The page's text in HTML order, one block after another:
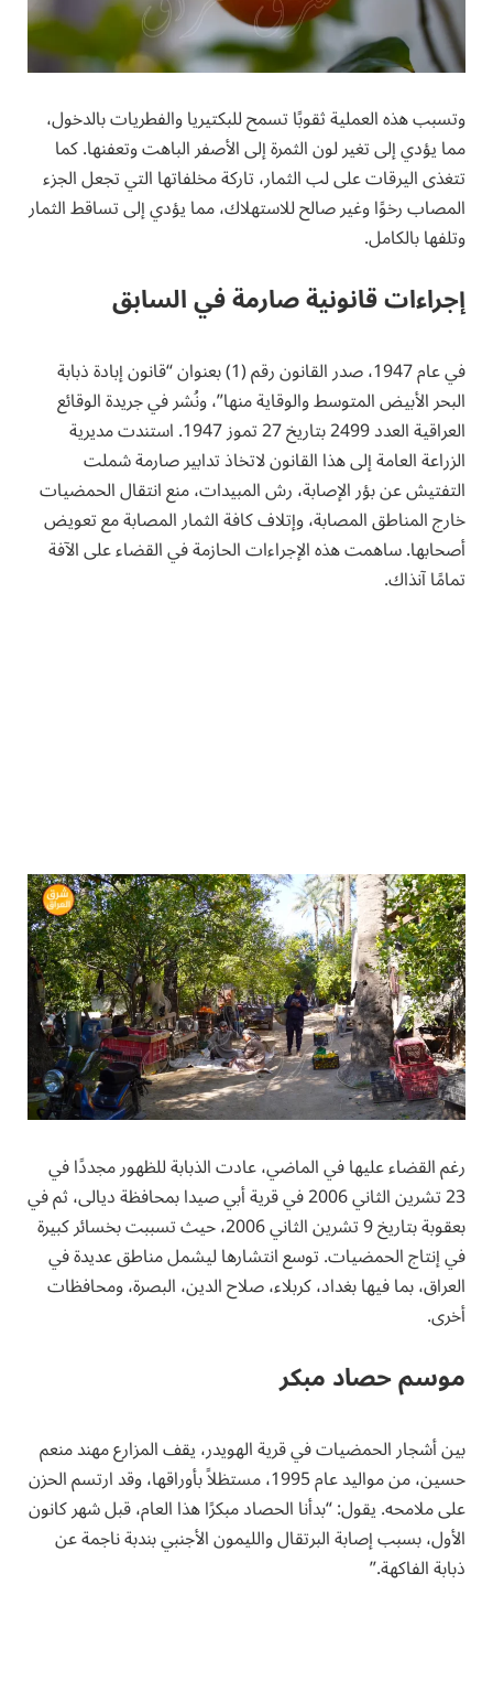
وتسبب هذه العملية ثقوبًا تسمح للبكتيريا والفطريات بالدخول،
مما يؤدي إلى تغير لون الثمرة إلى الأصفر الباهت وتعفنها. كما
تتغذى اليرقات على لب الثمار، تاركة مخلفاتها التي تجعل الجزء
المصاب رخوًا وغير صالح للاستهلاك، مما يؤدي إلى تساقط الثمار
وتلفها بالكامل.
إجراءات قانونية صارمة في السابق
في عام 1947، صدر القانون رقم (1) بعنوان “قانون إبادة ذبابة
البحر الأبيض المتوسط والوقاية منها”، ونُشر في جريدة الوقائع
العراقية العدد 2499 بتاريخ 27 تموز 1947. استندت مديرية
الزراعة العامة إلى هذا القانون لاتخاذ تدابير صارمة شملت
التفتيش عن بؤر الإصابة، رش المبيدات، منع انتقال الحمضيات
خارج المناطق المصابة، وإتلاف كافة الثمار المصابة مع تعويض
أصحابها. ساهمت هذه الإجراءات الحازمة في القضاء على الآفة
تمامًا آنذاك.
رغم القضاء عليها في الماضي، عادت الذبابة للظهور مجددًا في
23 تشرين الثاني 2006 في قرية أبي صيدا بمحافظة ديالى، ثم في
بعقوبة بتاريخ 9 تشرين الثاني 2006، حيث تسببت بخسائر كبيرة
في إنتاج الحمضيات. توسع انتشارها ليشمل مناطق عديدة في
العراق، بما فيها بغداد، كربلاء، صلاح الدين، البصرة، ومحافظات
أخرى.
موسم حصاد مبكر
بين أشجار الحمضيات في قرية الهويدر، يقف المزارع مهند منعم
حسين، من مواليد عام 1995، مستظلاً بأوراقها، وقد ارتسم الحزن
على ملامحه. يقول: “بدأنا الحصاد مبكرًا هذا العام، قبل شهر كانون
الأول، بسبب إصابة البرتقال والليمون الأجنبي بندبة ناجمة عن
ذبابة الفاكهة.”